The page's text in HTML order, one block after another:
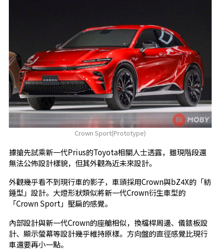
Crown Sport(Prototype)
據搶先試乘新一代Prius的Toyota相關人士透露，雖現階段還
無法公佈設計樣貌，但其外觀為近未來設計。
外觀幾乎看不到現行車的影子，車頭採用Crown與bZ4X的「紡
錘型」設計。大燈形狀類似將新一代Crown衍生車型的
「Crown Sport」壓扁的感覺。
內部設計與新一代Crown的座艙相似，換檔桿周邊、儀錶板設
計、顯示螢幕等設計幾乎維持原樣。方向盤的直徑感覺比現行
車還要再小一點。